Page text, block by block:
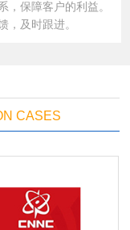
，保障客户的利益。
，及时跟进。
CASES